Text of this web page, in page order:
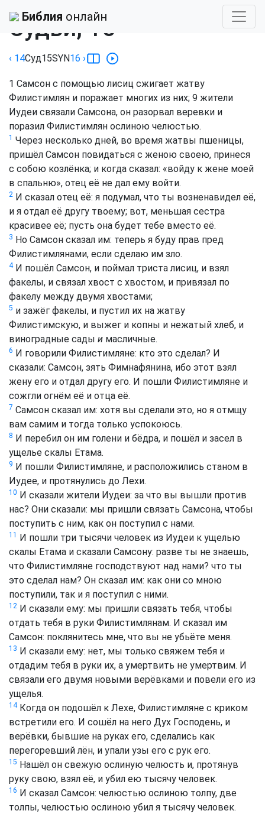
Библия онлайн
Судьи, 15
‹ 14Суд15SYN16 ›
1 Самсон с помощью лисиц сжигает жатву
Филистимлян и поражает многих из них; 9 жители
Иудеи связали Самсона, он разорвал веревки и
поразил Филистимлян ослиною челюстью.
1 Через несколько дней, во время жатвы пшеницы,
пришёл Самсон повидаться с женою своею, принеся
с собою козлёнка; и когда сказал: «войду к жене моей
в спальню», отец её не дал ему войти.
2 И сказал отец её: я подумал, что ты возненавидел её,
и я отдал её другу твоему; вот, меньшая сестра
красивее её; пусть она будет тебе вместо её.
3 Но Самсон сказал им: теперь я буду прав пред
Филистимлянами, если сделаю им зло.
4И пошёл Самсон, и поймал триста лисиц, и взял
факелы, и связал хвост с хвостом, и привязал по
факелу между двумя хвостами;
5 и зажёг факелы, и пустил их на жатву
Филистимскую, и выжег и копны и нежатый хлеб, и
виноградные сады и масличные.
6 И говорили Филистимляне: кто это сделал? И
сказали: Самсон, зять Фимнафянина, ибо этот взял
жену его и отдал другу его. И пошли Филистимляне и
сожгли огнём её и отца её.
7 Самсон сказал им: хотя вы сделали это, но я отмщу
вам самим и тогда только успокоюсь.
8 И перебил он им голени и бёдра, и пошёл и засел в
ущелье скалы Етама.
9 И пошли Филистимляне, и расположились станом в
Иудее, и протянулись до Лехи.
10 И сказали жители Иудеи: за что вы вышли против
нас? Они сказали: мы пришли связать Самсона, чтобы
поступить с ним, как он поступил с нами.
11 И пошли три тысячи человек из Иудеи к ущелью
скалы Етама и сказали Самсону: разве ты не знаешь,
что Филистимляне господствуют над нами? что ты
это сделал нам? Он сказал им: как они со мною
поступили, так и я поступил с ними.
12 И сказали ему: мы пришли связать тебя, чтобы
отдать тебя в руки Филистимлянам. И сказал им
Самсон: поклянитесь мне, что вы не убьёте меня.
13 И сказали ему: нет, мы только свяжем тебя и
отдадим тебя в руки их, а умертвить не умертвим. И
связали его двумя новыми верёвками и повели его из
ущелья.
14Когда он подошёл к Лехе, Филистимляне с криком
встретили его. И сошёл на него Дух Господень, и
верёвки, бывшие на руках его, сделались как
перегоревший лён, и упали узы его с рук его.
15 Нашёл он свежую ослиную челюсть и, протянув
руку свою, взял её, и убил ею тысячу человек.
16 И сказал Самсон: челюстью ослиною толпу, две
толпы, челюстью ослиною убил я тысячу человек.